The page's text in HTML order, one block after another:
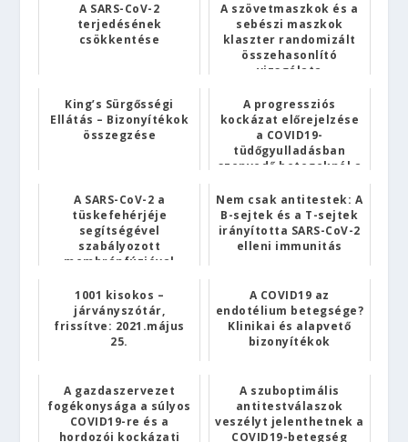
A SARS-CoV-2
terjedésének
csökkentése
A szövetmaszkok és a
sebészi maszkok
klaszter randomizált
összehasonlító
vizsgálata
King’s Sürgősségi
Ellátás – Bizonyítékok
összegzése
A progressziós
kockázat előrejelzése
a COVID19-
tüdőgyulladásban
szenvedő betegeknél a
A SARS-CoV-2 a
tüskefehérjéje
segítségével
szabályozott
membránfúzióval
limfocitákat
Nem csak antitestek: A
B-sejtek és a T-sejtek
irányította SARS-CoV-2
elleni immunitás
1001 kisokos –
járványszótár,
frissítve: 2021.május
25.
A COVID19 az
endotélium betegsége?
Klinikai és alapvető
bizonyítékok
A gazdaszervezet
fogékonysága a súlyos
COVID19-re és a
hordozói kockázati
A szuboptimális
antitestválaszok
veszélyt jelenthetnek a
COVID19-betegség